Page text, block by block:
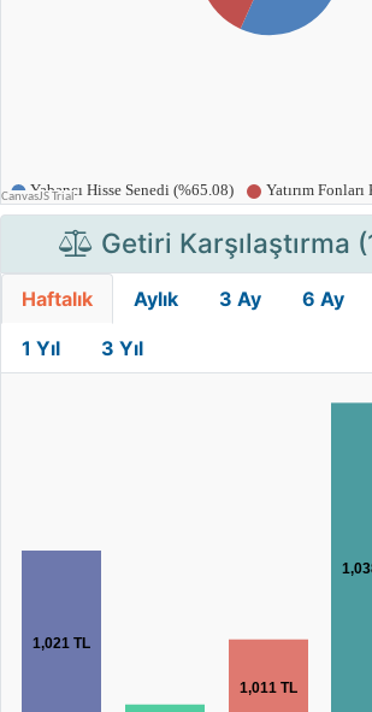
Getiri Karşılaştırma
Haftalık Aylık 3 Ay 6 Ay
1 Yıl 3 Yıl